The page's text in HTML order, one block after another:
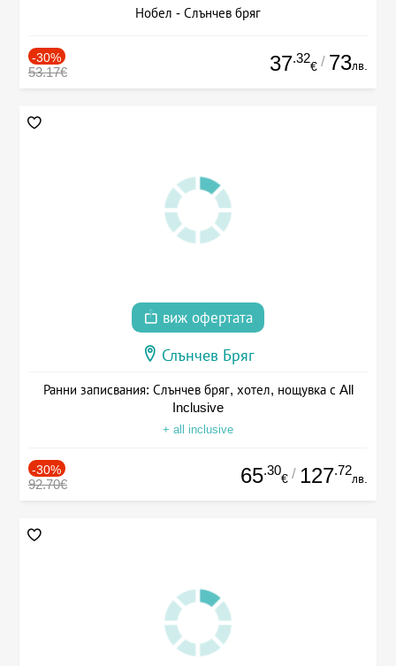
Нобел - Слънчев бряг
-30%
53.17€ 37.32
€ / 73лв.
виж офертата
Слънчев Бряг
Ранни записвания: Слънчев бряг, хотел, нощувка с All
Inclusive
+ all inclusive
-30%
92.70€ 65.30
€ / 127.72
лв.